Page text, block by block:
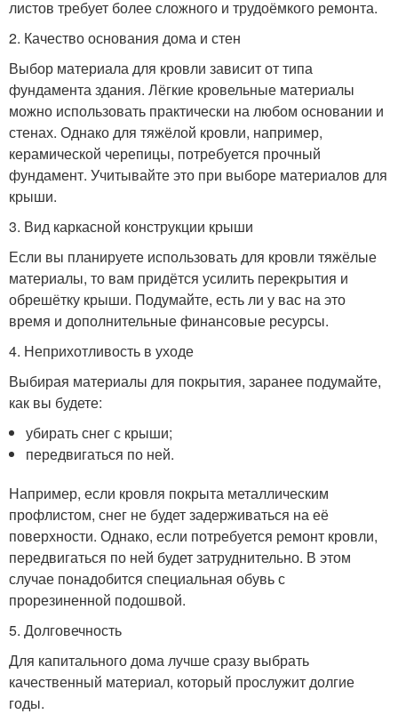
листов требует более сложного и трудоёмкого ремонта.
2. Качество основания дома и стен
Выбор материала для кровли зависит от типа
фундамента здания. Лёгкие кровельные материалы
можно использовать практически на любом основании и
стенах. Однако для тяжёлой кровли, например,
керамической черепицы, потребуется прочный
фундамент. Учитывайте это при выборе материалов для
крыши.
3. Вид каркасной конструкции крыши
Если вы планируете использовать для кровли тяжёлые
материалы, то вам придётся усилить перекрытия и
обрешётку крыши. Подумайте, есть ли у вас на это
время и дополнительные финансовые ресурсы.
4. Неприхотливость в уходе
Выбирая материалы для покрытия, заранее подумайте,
как вы будете:
убирать снег с крыши;
передвигаться по ней.
Например, если кровля покрыта металлическим
профлистом, снег не будет задерживаться на её
поверхности. Однако, если потребуется ремонт кровли,
передвигаться по ней будет затруднительно. В этом
случае понадобится специальная обувь с
прорезиненной подошвой.
5. Долговечность
Для капитального дома лучше сразу выбрать
качественный материал, который прослужит долгие
годы.